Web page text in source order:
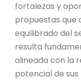
fortalezas y
propuestas que
equilibrado del
resulta
alineada con la
potencial de